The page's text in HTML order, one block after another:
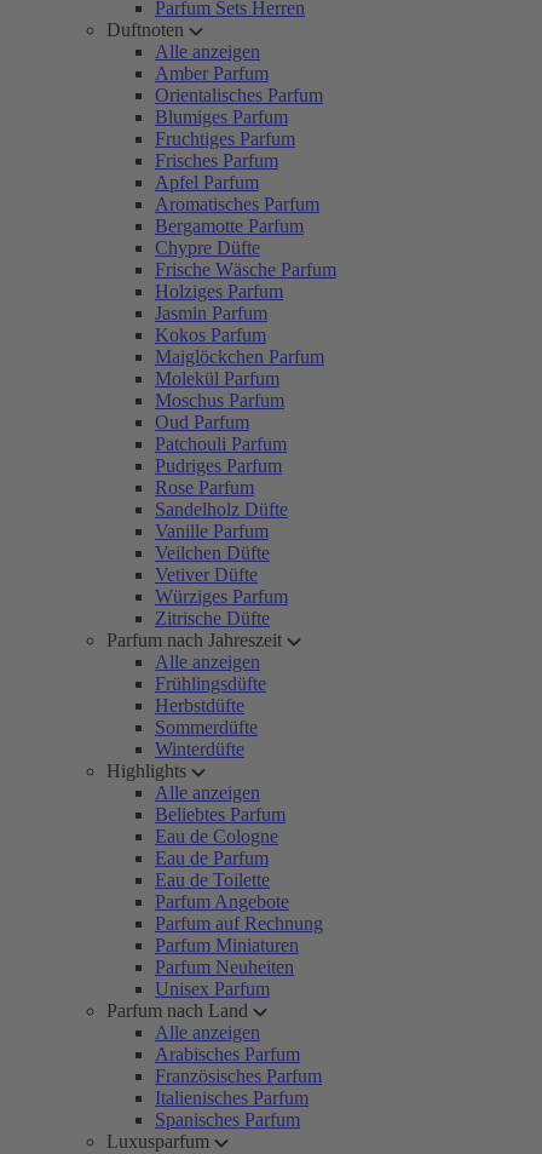
Parfum Sets Herren
Duftnoten
Alle anzeigen
Amber Parfum
Orientalisches Parfum
Blumiges Parfum
Fruchtiges Parfum
Frisches Parfum
Apfel Parfum
Aromatisches Parfum
Bergamotte Parfum
Chypre Düfte
Frische Wäsche Parfum
Holziges Parfum
Jasmin Parfum
Kokos Parfum
Maiglöckchen Parfum
Molekül Parfum
Moschus Parfum
Oud Parfum
Patchouli Parfum
Pudriges Parfum
Rose Parfum
Sandelholz Düfte
Vanille Parfum
Veilchen Düfte
Vetiver Düfte
Würziges Parfum
Zitrische Düfte
Parfum nach Jahreszeit
Alle anzeigen
Frühlingsdüfte
Herbstdüfte
Sommerdüfte
Winterdüfte
Highlights
Alle anzeigen
Beliebtes Parfum
Eau de Cologne
Eau de Parfum
Eau de Toilette
Parfum Angebote
Parfum auf Rechnung
Parfum Miniaturen
Parfum Neuheiten
Unisex Parfum
Parfum nach Land
Alle anzeigen
Arabisches Parfum
Französisches Parfum
Italienisches Parfum
Spanisches Parfum
Luxusparfum